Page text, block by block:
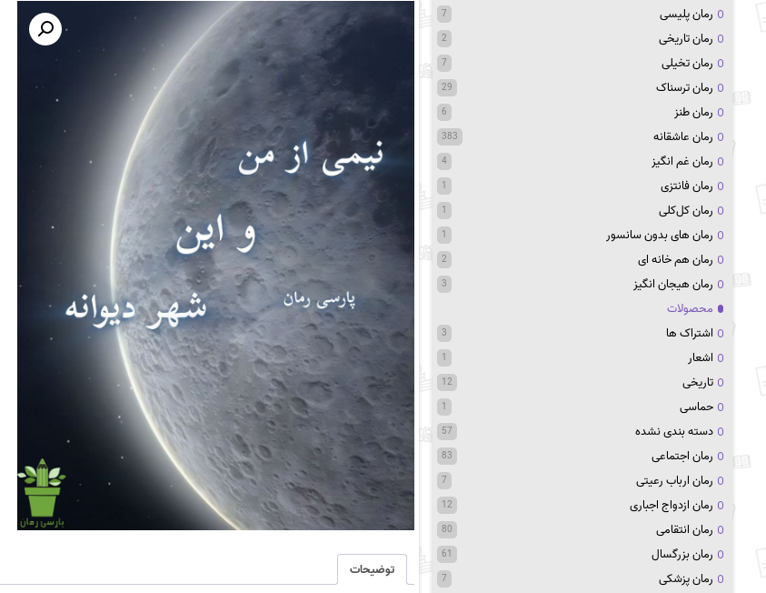
توضیحات
رمان پلیسی 7
رمان تاریخی 2
رمان تخیلی 7
رمان ترسناک 29
رمان طنز 6
رمان عاشقانه 383
رمان غم انگیز 4
رمان فانتزی 1
رمان کل‌کلی 1
رمان های بدون سانسور 1
رمان هم خانه ای 2
رمان هیجان انگیز 3
محصولات
اشتراک ها
3
اشعار 1
تاریخی 12
حماسی 1
دسته بندی نشده 57
رمان اجتماعی 83
رمان ارباب رعیتی 7
رمان ازدواج اجباری 12
رمان انتقامی 80
رمان بزرگسال 61
رمان پزشکی 7